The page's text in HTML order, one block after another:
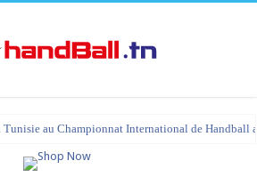
Tunisie au Championnat International de Handball